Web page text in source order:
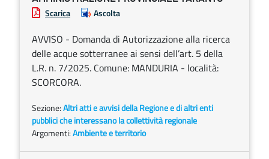
Scarica Ascolta
AVVISO - Domanda di Autorizzazione alla ricerca
delle acque sotterranee ai sensi dell’art. 5 della
L.R. n. 7/2025. Comune: MANDURIA - località:
SCORCORA.
Sezione:Altri atti e avvisi della Regione e di altri enti
pubblici che interessano la collettività regionale
Argomenti:Ambiente e territorio